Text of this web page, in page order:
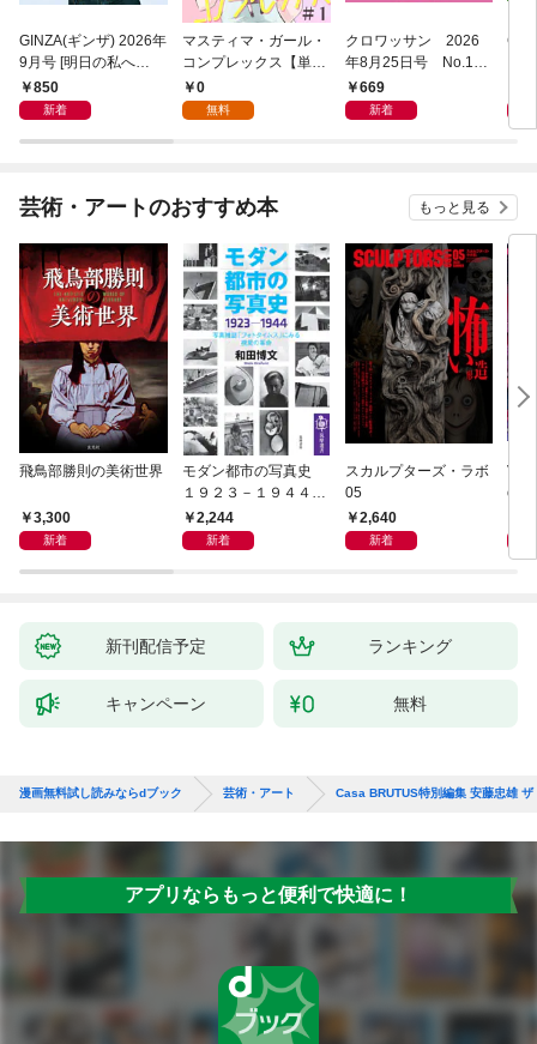
GINZA(ギンザ) 2026年
9月号 [明日の私へ
の“言葉”]
850
新着
マスティマ・ガール・
コンプレックス【単
話】１
0
無料
クロワッサン 2026
年8月25日号 No.117
1 [大人のAI＆スマホ
塾。]
669
新着
動
芸術・アートのおすすめ本 もっと見る
飛鳥部勝則の美術世界
3,300
新着
モダン都市の写真史
１９２３－１９４４
――写真雑誌「フォト
タイムス」にみる視覚
2,244
新着
スカルプターズ・ラボ
05
2,640
新着
orks
新刊配信予定 ランキング
キャンペーン 無料
漫画無料試し読みならdブック 芸術・アート Casa BRUTUS特別編集 安藤忠雄 ザ
アプリならもっと便利で快適に！